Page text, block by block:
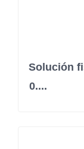
Solución
0....